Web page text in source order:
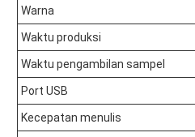
Warna
Waktu produksi
Waktu pengambilan sampel
Port USB
Kecepatan menulis